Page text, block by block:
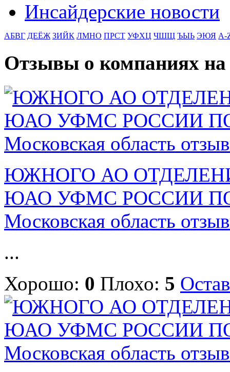
Инсайдерские новости
АБВГ ДЕЁЖ ЗИЙК ЛМНО ПРСТ УФХЦ ЧШЩ ЪЫЬ ЭЮЯ A-
Отзывы о компаниях
ЮЖНОГО АО
ЮАО УФМС РОССИИ ПО
Московская область
...
Хорошо: 0 Плохо: 5